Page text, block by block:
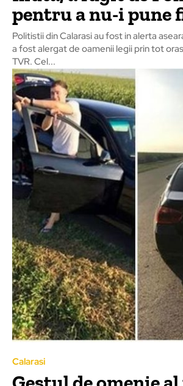
pentru a nu-i pune
Politistii din Calarasi au fost in alerta
a fost alergat de oamenii legii prin tot
TVR. Cel...
Calarasi